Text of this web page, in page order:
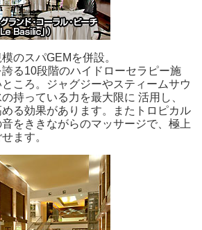
のスパGEMを併設。
る10段階のハイドローセラピー施
ころ。ジャグジーやスティームサウ
持っている力を最大限に 活用し、
る効果があります。またトロピカル
をききながらのマッサージで、極上
ます。